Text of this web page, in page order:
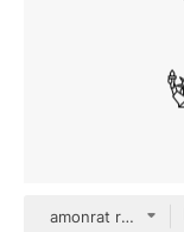
amonrat